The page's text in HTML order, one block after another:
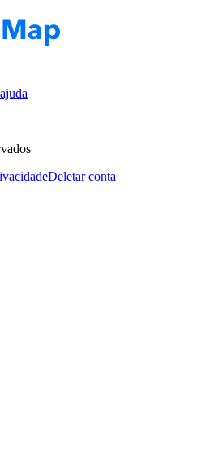
Deletar conta